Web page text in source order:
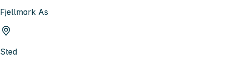
Fjellmark As
Sted